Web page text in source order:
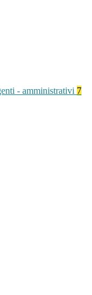
- amministrativi 7